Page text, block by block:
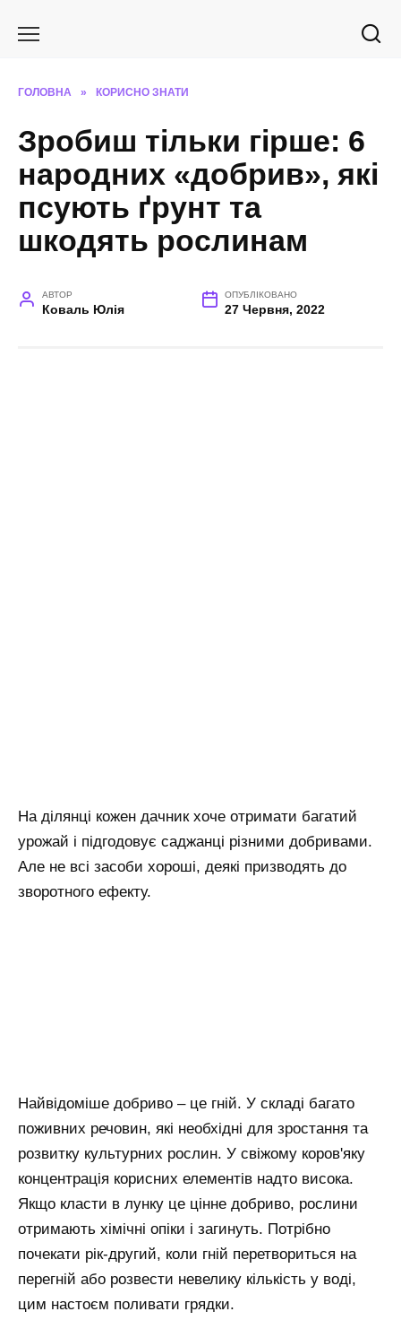
ГОЛОВНА » КОРИСНО ЗНАТИ
Зробиш тільки гірше: 6
народних «добрив», які
псують ґрунт та
шкодять рослинам
АВТОР
Коваль Юлія
ОПУБЛІКОВАНО
27 Червня, 2022
На ділянці кожен дачник хоче отримати багатий
урожай і підгодовує саджанці різними добривами.
Але не всі засоби хороші, деякі призводять до
зворотного ефекту.
Найвідоміше добриво – це гній. У складі багато
поживних речовин, які необхідні для зростання та
розвитку культурних рослин. У свіжому коров'яку
концентрація корисних елементів надто висока.
Якщо класти в лунку це цінне добриво, рослини
отримають хімічні опіки і загинуть. Потрібно
почекати рік-другий, коли гній перетвориться на
перегній або розвести невелику кількість у воді,
цим настоєм поливати грядки.